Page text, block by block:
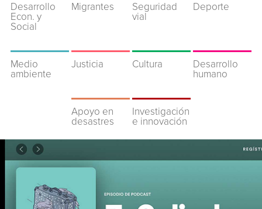
Desarrollo
Econ. y
Social
Migrantes
Seguridad
vial
Deporte
Medio
ambiente
Justicia Cultura
Desarrollo
humano
Apoyo en
desastres
Investigación
e innovación